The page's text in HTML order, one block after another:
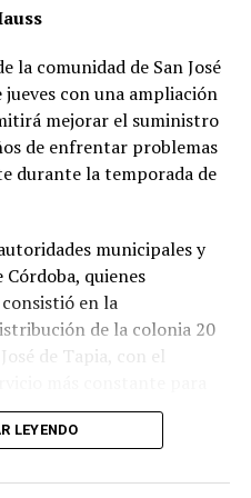
la comunidad de San José
con una ampliación
mejorar el suministro
de enfrentar problemas
durante la temporada de
municipales y
quienes
en la
de la colonia 20
de Tapia, con el
de aproximadamente
LEYENDO